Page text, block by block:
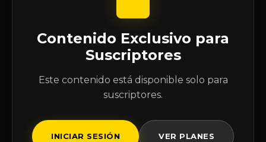
Contenido Exclusivo para
Suscriptores
Este contenido está disponible solo para
suscriptores.
INICIAR SESIÓN VER PLANES